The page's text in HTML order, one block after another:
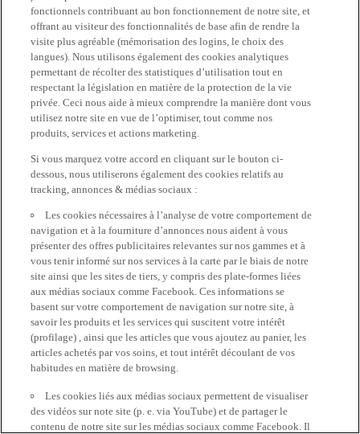
fonctionnels contribuant au bon fonctionnement de notre site, et
offrant au visiteur des fonctionnalités de base afin de rendre la
visite plus agréable (mémorisation des logins, le choix des
langues). Nous utilisons également des cookies analytiques
permettant de récolter des statistiques d’utilisation tout en
respectant la législation en matière de la protection de la vie
privée. Ceci nous aide à mieux comprendre la manière dont vous
utilisez notre site en vue de l’optimiser, tout comme nos
produits, services et actions marketing.
Si vous marquez votre accord en cliquant sur le bouton ci-
dessous, nous utiliserons également des cookies relatifs au
tracking, annonces & médias sociaux :
Les cookies nécessaires à l’analyse de votre comportement de
navigation et à la fourniture d’annonces nous aident à vous
présenter des offres publicitaires relevantes sur nos gammes et à
vous tenir informé sur nos services à la carte par le biais de notre
site ainsi que les sites de tiers, y compris des plate-formes liées
aux médias sociaux comme Facebook. Ces informations se
basent sur votre comportement de navigation sur notre site, à
savoir les produits et les services qui suscitent votre intérêt
(profilage) , ainsi que les articles que vous ajoutez au panier, les
articles achetés par vos soins, et tout intérêt découlant de vos
habitudes en matière de browsing.
Les cookies liés aux médias sociaux permettent de visualiser
des vidéos sur note site (p. e. via YouTube) et de partager le
contenu de notre site sur les médias sociaux comme Facebook. Il